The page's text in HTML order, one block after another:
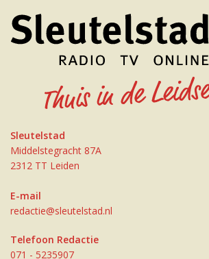
Sleutelstad
Middelstegracht 87A
2312 TT Leiden
E-mail
redactie@sleutelstad.nl
Telefoon Redactie
071 - 5235907